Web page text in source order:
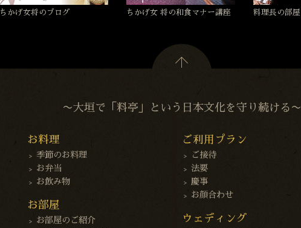
ちかげ女将のブログ ちかげ女 将の和食マナー講座 料理長の部屋
〜大垣で「料亭」という日本文化を守り続ける〜
お料理
季節のお料理
お弁当
お飲み物
お部屋
お部屋のご紹介
ご利用プラン
ご接待
法要
慶事
お顔合わせ
ウェディング